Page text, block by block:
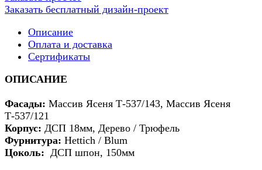
Заказать бесплатный дизайн-проект
Описание
Оплата и доставка
Сертификаты
ОПИСАНИЕ
Фасады: Массив Ясеня Т-537/143, Массив Ясеня
Т-537/121
Корпус: ДСП 18мм, Дерево / Трюфель
Фурнитура: Hettich / Blum
Цоколь:
ДСП шпон, 150мм